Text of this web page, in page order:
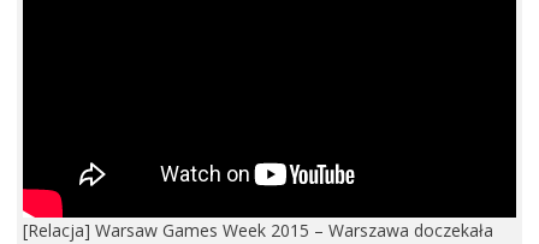
[Relacja] Warsaw Games Week 2015 – Warszawa doczekała